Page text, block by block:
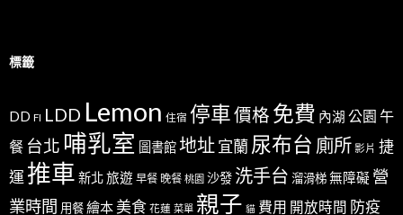
標籤
DD FI LDD Lemon 住宿 停車價格 免費 內湖 公園 午
餐 台北 哺乳室 圖書館地址宜蘭尿布台 廁所 影片 捷
運 推車 新北旅遊 早餐 晚餐 桃園 沙發 洗手台 溜滑梯無障礙 營
業時間 用餐繪本 美食 花蓮 菜單 親子 貓 費用 開放時間 防疫